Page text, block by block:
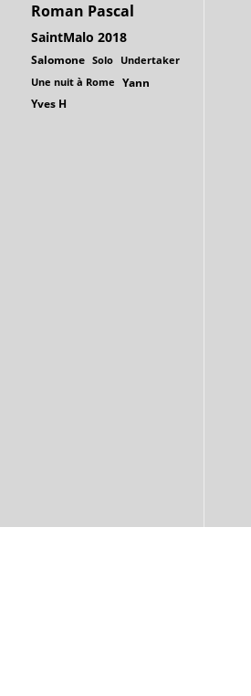
Roman Pascal
SaintMalo 2018
Salomone Solo Undertaker
Une nuit à Rome Yann
Yves H